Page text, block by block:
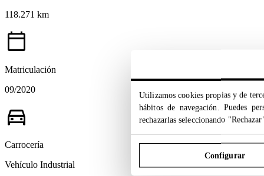
118.271 km
calendar_today
Matriculación
09/2020
directions_car
Carrocería
Vehículo Industrial
Utilizamos cookies propias y de
hábitos de navegación. Puedes
rechazarlas seleccionando
Configurar